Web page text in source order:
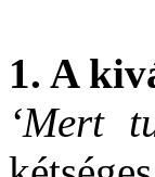
1. A
‘Mert